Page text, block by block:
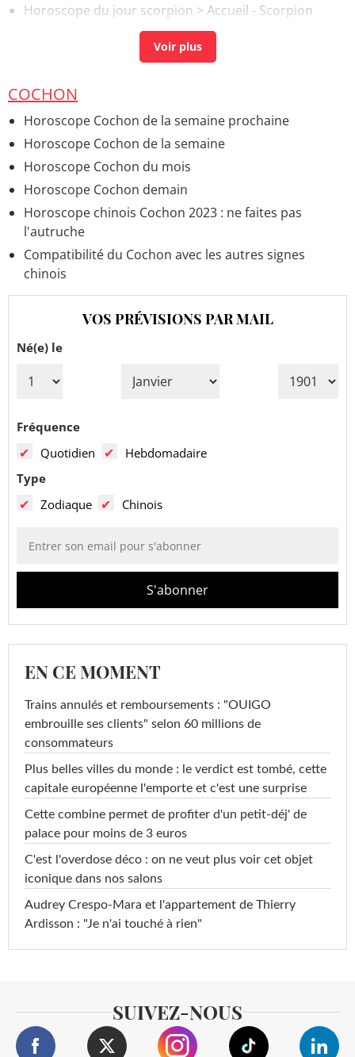
Horoscope du jour scorpion > Accueil - Scorpion
Horoscope du jour vierge> Accueil - Vierge
COCHON
Horoscope Cochon de la semaine prochaine
Horoscope Cochon de la semaine
Horoscope Cochon du mois
Horoscope Cochon demain
Horoscope chinois Cochon 2023 : ne faites pas
l'autruche
Compatibilité du Cochon avec les autres signes
chinois
VOS PRÉVISIONS PAR MAIL
Né(e) le
Fréquence
Quotidien
Hebdomadaire
Type
Zodiaque
Chinois
EN CE MOMENT
Trains annulés et remboursements : "OUIGO
embrouille ses clients" selon 60 millions de
consommateurs
Plus belles villes du monde : le verdict est tombé, cette
capitale européenne l'emporte et c'est une surprise
Cette combine permet de profiter d'un petit-déj' de
palace pour moins de 3 euros
C'est l'overdose déco : on ne veut plus voir cet objet
iconique dans nos salons
Audrey Crespo-Mara et l'appartement de Thierry
Ardisson : "Je n'ai touché à rien"
SUIVEZ-NOUS